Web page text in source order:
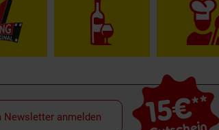
15€**
Newsletter anmelden